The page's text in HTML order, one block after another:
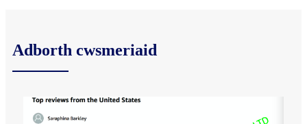
Adborth cwsmeriaid